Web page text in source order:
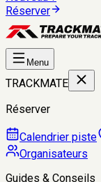
Réserver
Menu
TRACKMATE
Réserver
Calendrier piste
Organisateurs
Guides & Conseils